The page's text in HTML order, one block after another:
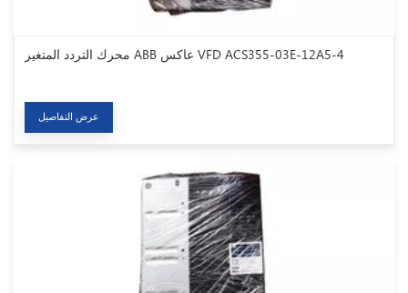
محرك التردد المتغير ABB عاكس VFD ACS355-03E-12A5-4
عرض التفاصيل